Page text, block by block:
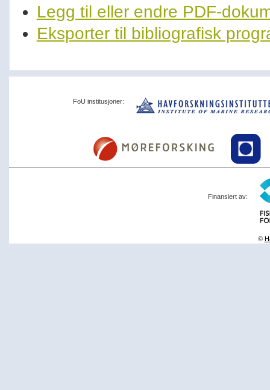
Legg til eller endre PDF-
Eksporter til bibliografisk
FoU institusjoner:
Finansiert av:
©